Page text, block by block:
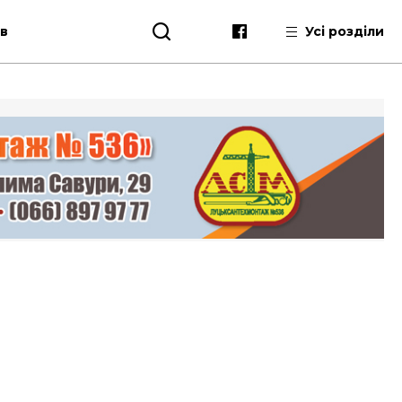
Усі розділи